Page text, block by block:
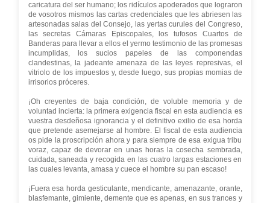
caricatura del ser humano; los ridículos apoderados que lograron
de vosotros mismos las cartas credenciales que les abriesen las
artesonadas salas del Consejo, las yertas curules del Congreso,
las secretas Cámaras Episcopales, los tufosos Cuartos de
Banderas para llevar a ellos el yermo testimonio de las promesas
incumplidas, los sucios papeles de las componendas
clandestinas, la jadeante amenaza de las leyes represivas, el
vitriolo de los impuestos y, desde luego, sus propias momias de
irrisorios próceres.
¡Oh creyentes de baja condición, de voluble memoria y de
voluntad incierta: la primera exigencia fiscal en esta audiencia es
vuestra desdeñosa ignorancia y el definitivo exilio de esa horda
que pretende asemejarse al hombre. El fiscal de esta audiencia
os pide la proscripción ahora y para siempre de esa exigua tribu
voraz, capaz de devorar en unas horas la cosecha sembrada,
cuidada, saneada y recogida en las cuatro largas estaciones en
las cuales levanta, amasa y cuece el hombre su pan escaso!
¡Fuera esa horda gesticulante, mendicante, amenazante, orante,
blasfemante, gimiente, demente que es apenas, en sus trances y